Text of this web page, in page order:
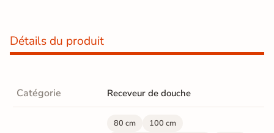
Détails du produit
Catégorie Receveur de douche
80 cm
100 cm